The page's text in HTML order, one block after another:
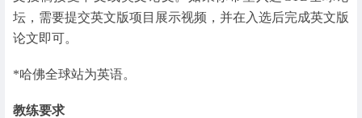
坛，需要提交英文版项目展示视频，并在入选后完成英文版
论文即可。
*哈佛全球站为英语。
教练要求